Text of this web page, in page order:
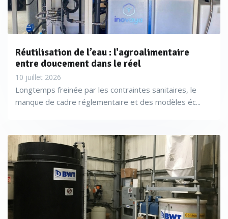
Réutilisation de l’eau : l'agroalimentaire
entre doucement dans le réel
10 juillet 2026
Longtemps freinée par les contraintes sanitaires, le
manque de cadre réglementaire et des modèles éc...